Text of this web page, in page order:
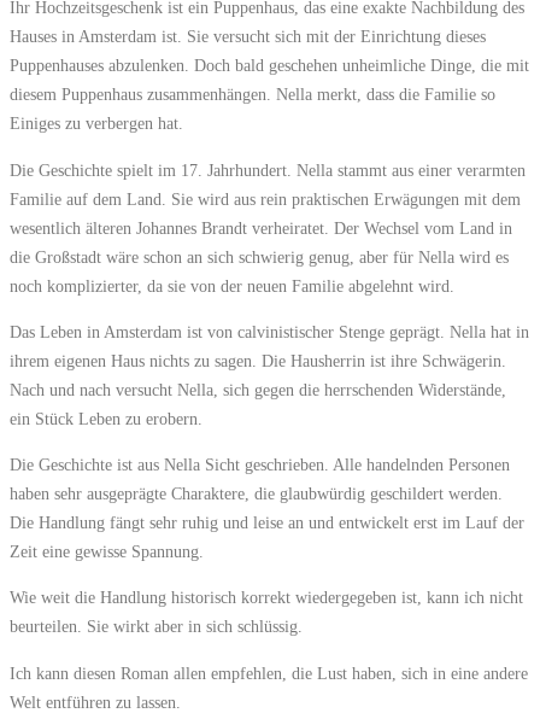
Ihr Hochzeitsgeschenk ist ein Puppenhaus, das eine exakte Nachbildung des
Hauses in Amsterdam ist. Sie versucht sich mit der Einrichtung dieses
Puppenhauses abzulenken. Doch bald geschehen unheimliche Dinge, die mit
diesem Puppenhaus zusammenhängen. Nella merkt, dass die Familie so
Einiges zu verbergen hat.
Die Geschichte spielt im 17. Jahrhundert. Nella stammt aus einer verarmten
Familie auf dem Land. Sie wird aus rein praktischen Erwägungen mit dem
wesentlich älteren Johannes Brandt verheiratet. Der Wechsel vom Land in
die Großstadt wäre schon an sich schwierig genug, aber für Nella wird es
noch komplizierter, da sie von der neuen Familie abgelehnt wird.
Das Leben in Amsterdam ist von calvinistischer Stenge geprägt. Nella hat in
ihrem eigenen Haus nichts zu sagen. Die Hausherrin ist ihre Schwägerin.
Nach und nach versucht Nella, sich gegen die herrschenden Widerstände,
ein Stück Leben zu erobern.
Die Geschichte ist aus Nella Sicht geschrieben. Alle handelnden Personen
haben sehr ausgeprägte Charaktere, die glaubwürdig geschildert werden.
Die Handlung fängt sehr ruhig und leise an und entwickelt erst im Lauf der
Zeit eine gewisse Spannung.
Wie weit die Handlung historisch korrekt wiedergegeben ist, kann ich nicht
beurteilen. Sie wirkt aber in sich schlüssig.
Ich kann diesen Roman allen empfehlen, die Lust haben, sich in eine andere
Welt entführen zu lassen.